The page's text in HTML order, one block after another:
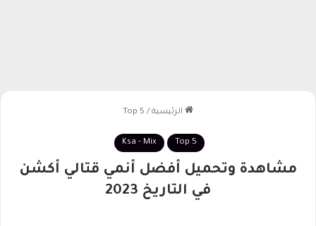
الرئيسية /
Top 5
Top 5
Ksa - Mix
مشاهدة وتحميل أفضل أنمي قتالي أكشن
في التاريخ 2023